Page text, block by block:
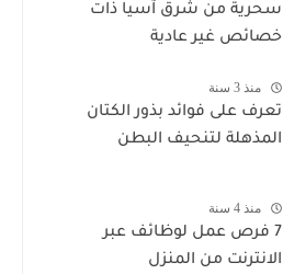
سحرية من شرق آسيا ذات
خصائص غير عادية
منذ 3 سنة
تعرف على فوائد بذور الكتان
المذهلة لتنحيف البطن
منذ 4 سنة
7 فرص عمل لوظائف عبر
الانترنت من المنزل